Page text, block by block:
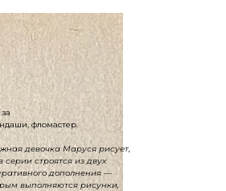
фломастер.
девочка Маруся рисует,
строятся из двух
дополнения —
выполняются рисунки,